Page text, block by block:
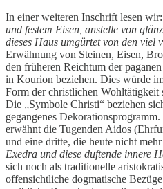
In einer weiteren Inschrift lesen
und festem Eisen, anstelle von
dieses Haus umgürtet von den viel
Erwähnung von Steinen, Eisen,
den früheren Reichtum der
in Kourion beziehen. Dies würde
Form der christlichen Wohltätigkeit
Die „Symbole Christi“ beziehen
gegangenes
erwähnt die Tugenden Aidos
und eine dritte, die heute nicht
Exedra und diese duftende innere
sich noch als traditionelle
offensichtliche dogmatische